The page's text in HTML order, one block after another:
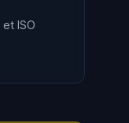
ISO